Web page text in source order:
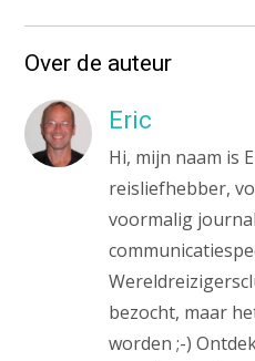
Over de auteur
Eric
Hi, mijn naam is
reisliefhebber,
voormalig
bezocht, maar
worden ;-)